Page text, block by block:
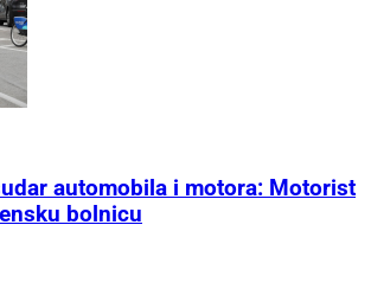
automobila i motora: Motorist
bolnicu